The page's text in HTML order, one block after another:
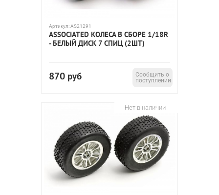
Артикул:AS21291
ASSOCIATED КОЛЕСА В СБОРЕ 1/18R
- БЕЛЫЙ ДИСК 7 СПИЦ (2ШТ)
870 руб
Сообщить о
поступлении
Нет в наличии